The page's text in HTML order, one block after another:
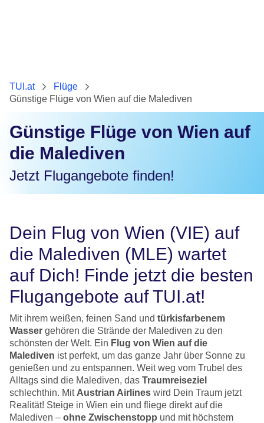
TUI.at
Flüge
Günstige Flüge von Wien auf die Malediven
Günstige Flüge von Wien auf
die Malediven
Jetzt Flugangebote finden!
Dein Flug von Wien (VIE) auf
die Malediven (MLE) wartet
auf Dich! Finde jetzt die besten
Flugangebote auf TUI.at!
Mit ihrem weißen, feinen Sand und türkisfarbenem
Wasser gehören die Strände der Malediven zu den
schönsten der Welt. Ein Flug von Wien auf die
Malediven ist perfekt, um das ganze Jahr über Sonne zu
genießen und zu entspannen. Weit weg vom Trubel des
Alltags sind die Malediven, das Traumreiseziel
schlechthin. Mit Austrian Airlines wird Dein Traum jetzt
Realität! Steige in Wien ein und fliege direkt auf die
Malediven – ohne Zwischenstopp und mit höchstem